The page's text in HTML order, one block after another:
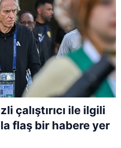
çalıştırıcı ile ilgili
flaş bir habere yer